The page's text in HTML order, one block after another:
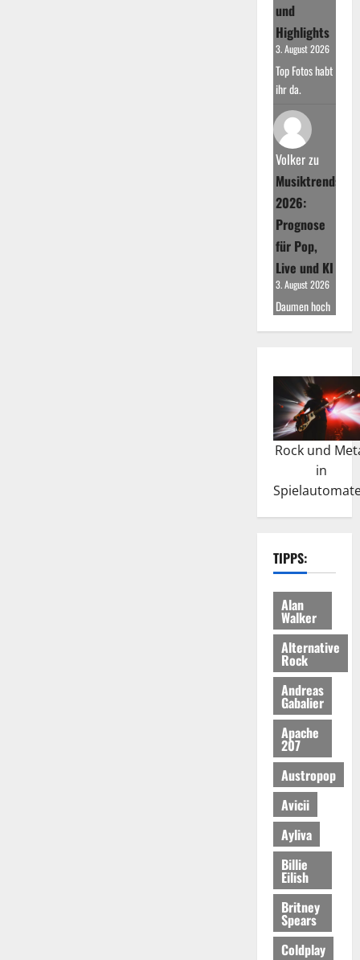
und
Highlights
3. August 2026
Top Fotos habt
ihr da.
Volkerzu
Musiktrends
2026:
Prognose
für Pop,
Live und KI
3. August 2026
Daumen hoch
Rock und
in
TIPPS:
Alan
Walker
Alternative
Rock
Andreas
Gabalier
Apache
207
Austropop
Avicii
Ayliva
Billie
Eilish
Britney
Spears
Coldplay